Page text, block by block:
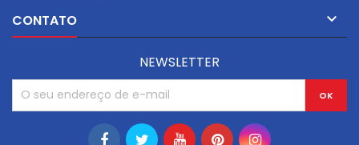
CONTATO 
NEWSLETTER